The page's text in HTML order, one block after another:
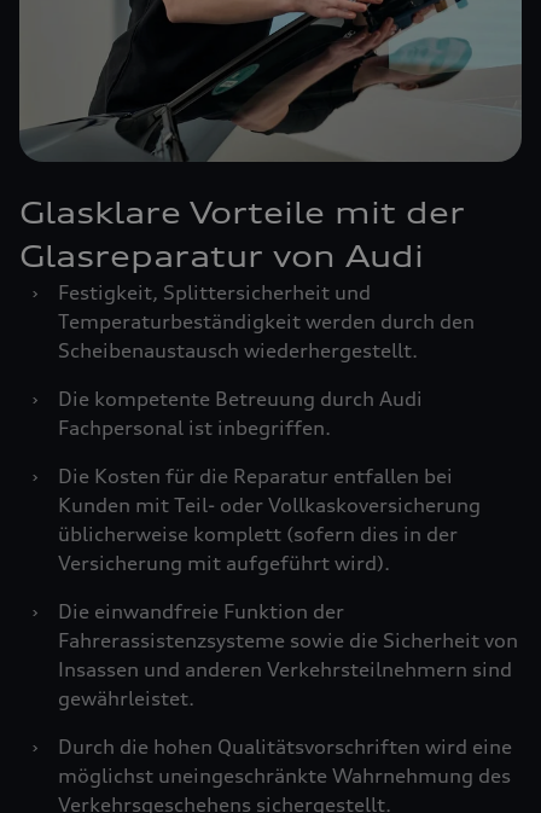
Glasklare Vorteile mit der
Glasreparatur von Audi
›
Festigkeit, Splittersicherheit und
Temperaturbeständigkeit werden durch den
Scheibenaustausch wiederhergestellt.
›
Die kompetente Betreuung durch Audi
Fachpersonal ist inbegriffen.
›
Die Kosten für die Reparatur entfallen bei
Kunden mit Teil- oder Vollkaskoversicherung
üblicherweise komplett (sofern dies in der
Versicherung mit aufgeführt wird).
›
Die einwandfreie Funktion der
Fahrerassistenzsysteme sowie die Sicherheit von
Insassen und anderen Verkehrsteilnehmern sind
gewährleistet.
›
Durch die hohen Qualitätsvorschriften wird eine
möglichst uneingeschränkte Wahrnehmung des
Verkehrsgeschehens sichergestellt.